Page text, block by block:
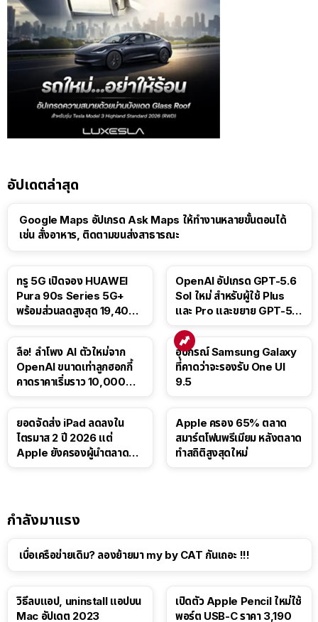
อัปเดตล่าสุด
Google Maps อัปเกรด Ask Maps ให้ทำงานหลายขั้นตอนได้
เช่น สั่งอาหาร, ติดตามขนส่งสาธารณะ
ทรู 5G เปิดจอง HUAWEI
Pura 90s Series 5G+
พร้อมส่วนลดสูงสุด 19,400
OpenAI อัปเกรด GPT-5.6
Sol ใหม่ สำหรับผู้ใช้ Plus
และ Pro และขยาย GPT-5.6
ลือ! ลำโพง AI ตัวใหม่จาก
OpenAI ขนาดเท่าลูกฮอกกี้
คาดราคาเริ่มราว 10,000
อุปกรณ์ Samsung Galaxy
ที่คาดว่าจะรองรับ One UI
9.5
ยอดจัดส่ง iPad ลดลงใน
ไตรมาส 2 ปี 2026 แต่
Apple ยังครองผู้นำตลาด
Apple ครอง 65% ตลาด
สมาร์ตโฟนพรีเมียม หลังตลาด
ทำสถิติสูงสุดใหม่
กำลังมาแรง
เบื่อเครือข่ายเดิม? ลองย้ายมา my by CAT กันเถอะ !!!
วิธีลบแอป, uninstall แอปบน
Mac อัปเดต 2023
เปิดตัว Apple Pencil ใหม่ใช้
พอร์ต USB-C ราคา 3,190